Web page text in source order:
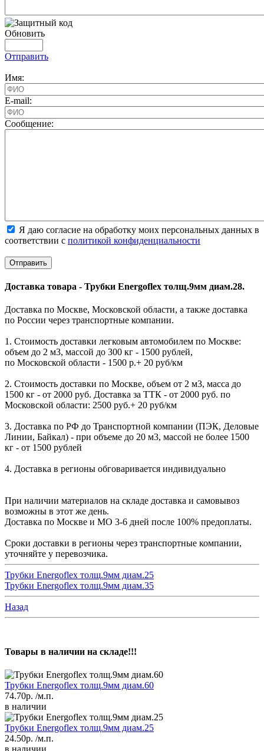
Обновить
Отправить
Имя:
E-mail:
Cообщение:
Я даю согласие на обработку моих персональных данных в
соответствии с политикой конфиденциальности
Доставка товара - Трубки Energoflex толщ.9мм диам.28.
Доставка по Москве, Московской области, а также доставка
по России через транспортные компании.
1. Стоимость доставки легковым автомобилем по Москве:
объем до 2 м3, массой до 300 кг - 1500 рублей,
по Московской области - 1500 р.+ 20 руб/км
2. Стоимость доставки по Москве, объем от 2 м3, масса до
1500 кг - от 2000 руб. Доставка за ТТК - от 2000 руб. по
Московской области: 2500 руб.+ 20 руб/км
3. Доставка по РФ до Транспортной компании (ПЭК, Деловые
Линии, Байкал) - при объеме до 20 м3, массой не более 1500
кг - от 1500 рублей
4. Доставка в регионы обговаривается индивидуально
При наличии материалов на складе доставка и самовывоз
возможны в этот же день.
Доставка по Москве и МО 3-6 дней после 100% предоплаты.
Сроки доставки в регионы через транспортные компании,
уточняйте у перевозчика.
Трубки Energoflex толщ.9мм диам.25
Трубки Energoflex толщ.9мм диам.35
Назад
Товары в наличии на складе!!!
Трубки Energoflex толщ.9мм диам.60
74.70р. /м.п.
в наличии
Трубки Energoflex толщ.9мм диам.25
24.50р. /м.п.
в наличии